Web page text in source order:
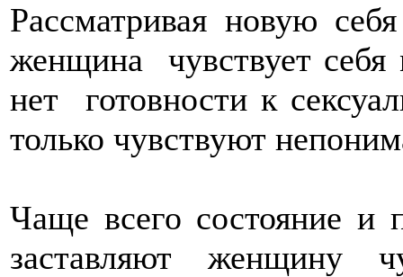
Рассматривая новую
женщина чувствует себя
нет готовности к
только чувствуют
Чаще всего состояние и
заставляют женщину